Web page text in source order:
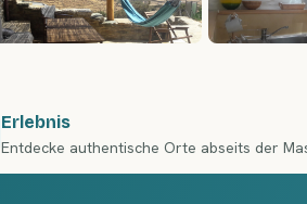
Erlebnis
Entdecke authentische Orte abseits der